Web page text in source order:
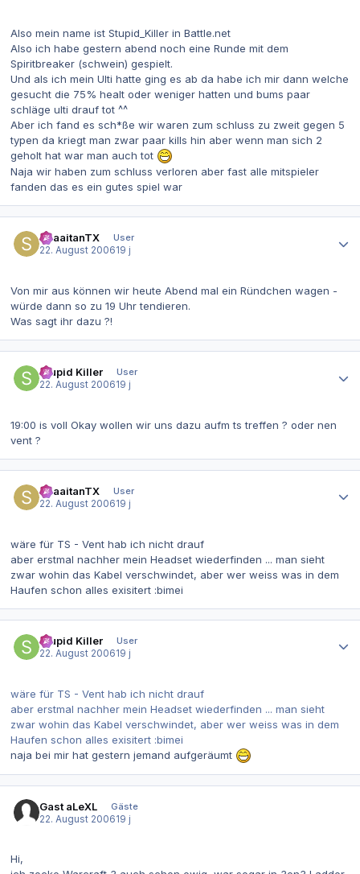
Also mein name ist Stupid_Killer in Battle.net
Also ich habe gestern abend noch eine Runde mit dem
Spiritbreaker (schwein) gespielt.
Und als ich mein Ulti hatte ging es ab da habe ich mir dann welche
gesucht die 75% healt oder weniger hatten und bums paar
schläge ulti drauf tot ^^
Aber ich fand es sch*ße wir waren zum schluss zu zweit gegen 5
typen da kriegt man zwar paar kills hin aber wenn man sich 2
geholt hat war man auch tot
Naja wir haben zum schluss verloren aber fast alle mitspieler
fanden das es ein gutes spiel war
ShaaitanTX
User
22. August 200619 j
Von mir aus können wir heute Abend mal ein Ründchen wagen -
würde dann so zu 19 Uhr tendieren.
Was sagt ihr dazu ?!
Stupid Killer
User
22. August 200619 j
19:00 is voll Okay wollen wir uns dazu aufm ts treffen ? oder nen
vent ?
ShaaitanTX
User
22. August 200619 j
wäre für TS - Vent hab ich nicht drauf
aber erstmal nachher mein Headset wiederfinden ... man sieht
zwar wohin das Kabel verschwindet, aber wer weiss was in dem
Haufen schon alles exisitert :bimei
Stupid Killer
User
22. August 200619 j
wäre für TS - Vent hab ich nicht drauf
aber erstmal nachher mein Headset wiederfinden ... man sieht
zwar wohin das Kabel verschwindet, aber wer weiss was in dem
Haufen schon alles exisitert :bimei
naja bei mir hat gestern jemand aufgeräumt
Gast aLeXL
Gäste
22. August 200619 j
Hi,